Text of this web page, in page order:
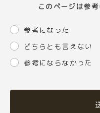
このページは参
参考になった
どちらとも言えない
参考にならなかった